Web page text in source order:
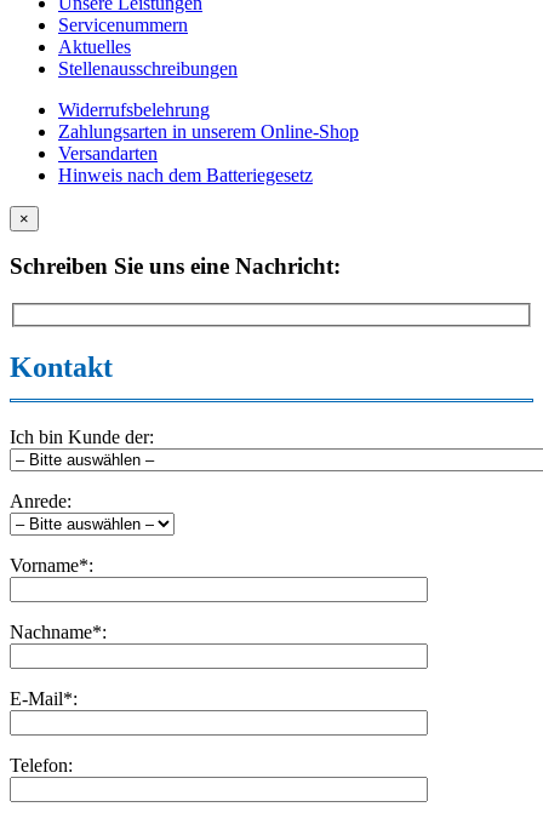
Servicenummern
Aktuelles
Stellenausschreibungen
Widerrufsbelehrung
Zahlungsarten in unserem Online-Shop
Versandarten
Hinweis nach dem Batteriegesetz
×
Schreiben Sie uns eine Nachricht:
Kontakt
Ich bin Kunde der:
Anrede:
Vorname*:
Nachname*:
E-Mail*:
Telefon: